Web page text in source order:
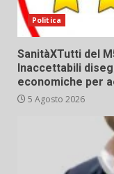
Politica
SanitàXTutti del
Inaccettabili
economiche per
5 Agosto 2026